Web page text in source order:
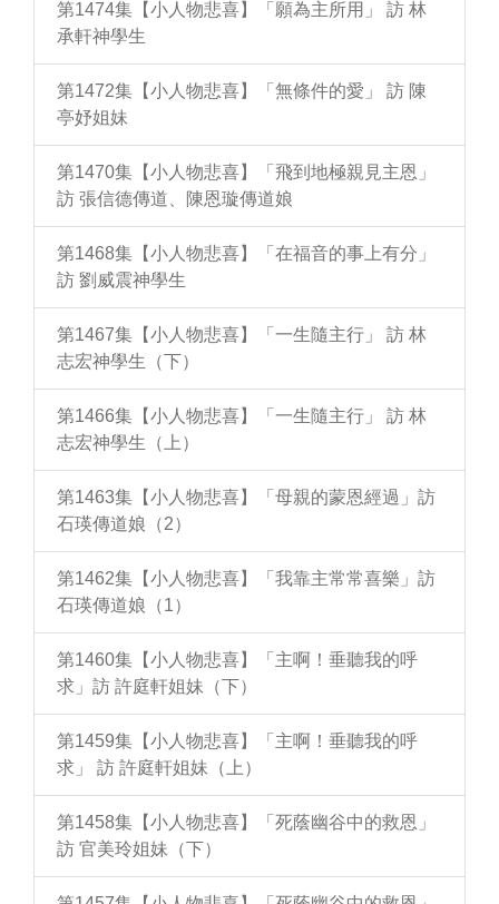
第1474集【小人物悲喜】「願為主所用」 訪 林
承軒神學生
第1472集【小人物悲喜】「無條件的愛」 訪 陳
亭妤姐妹
第1470集【小人物悲喜】「飛到地極親見主恩」
訪 張信德傳道、陳恩璇傳道娘
第1468集【小人物悲喜】「在福音的事上有分」
訪 劉威震神學生
第1467集【小人物悲喜】「一生隨主行」 訪 林
志宏神學生（下）
第1466集【小人物悲喜】「一生隨主行」 訪 林
志宏神學生（上）
第1463集【小人物悲喜】「母親的蒙恩經過」訪
石瑛傳道娘（2）
第1462集【小人物悲喜】「我靠主常常喜樂」訪
石瑛傳道娘（1）
第1460集【小人物悲喜】「主啊！垂聽我的呼
求」訪 許庭軒姐妹（下）
第1459集【小人物悲喜】「主啊！垂聽我的呼
求」 訪 許庭軒姐妹（上）
第1458集【小人物悲喜】「死蔭幽谷中的救恩」
訪 官美玲姐妹（下）